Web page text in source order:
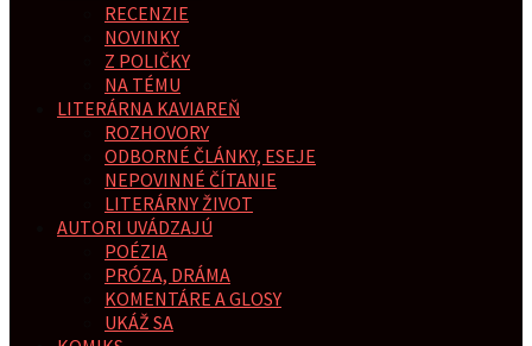
RECENZIE
NOVINKY
Z POLIČKY
NA TÉMU
LITERÁRNA KAVIAREŇ
ROZHOVORY
ODBORNÉ ČLÁNKY, ESEJE
NEPOVINNÉ ČÍTANIE
LITERÁRNY ŽIVOT
AUTORI UVÁDZAJÚ
POÉZIA
PRÓZA, DRÁMA
KOMENTÁRE A GLOSY
UKÁŽ SA